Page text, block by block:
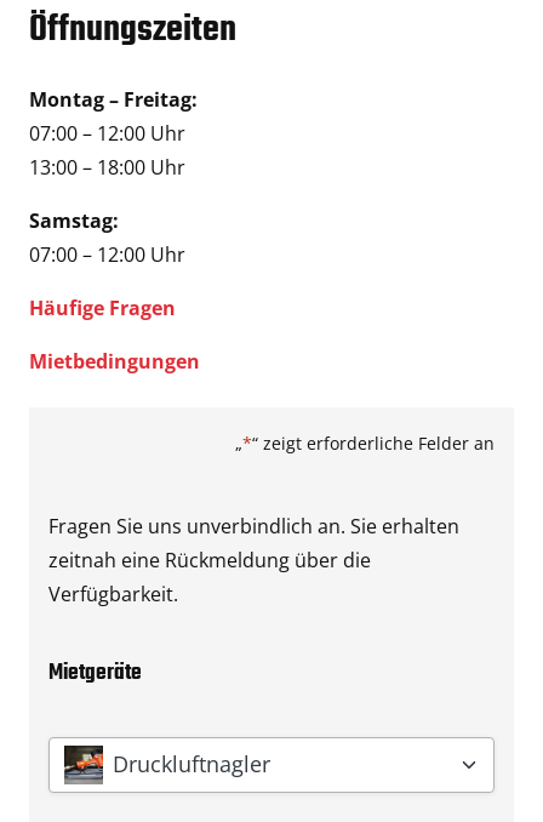
Öffnungszeiten
Montag – Freitag:
07:00 – 12:00 Uhr
13:00 – 18:00 Uhr
Samstag:
07:00 – 12:00 Uhr
Häufige Fragen
Mietbedingungen
„*“ zeigt erforderliche Felder an
Fragen Sie uns unverbindlich an. Sie erhalten
zeitnah eine Rückmeldung über die
Verfügbarkeit.
Mietgeräte
Gerät* Druckluftnagler